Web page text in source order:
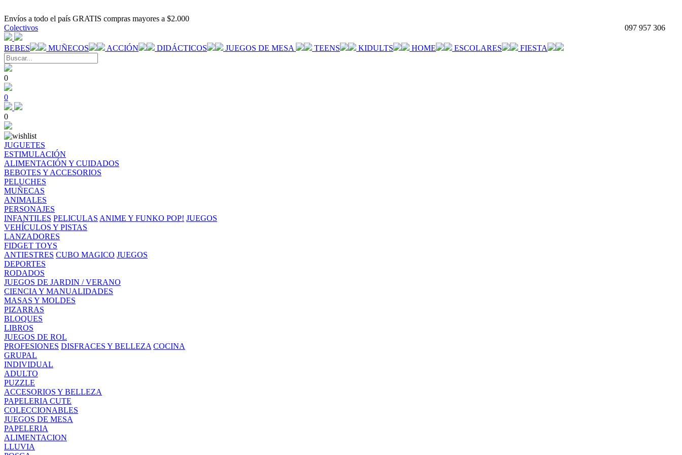
Envíos a todo el país GRATIS compras mayores a $2.000
097 957 306
Colectivos
BEBES MUÑECOS ACCIÓN DIDÁCTICOS JUEGOS DE MESA TEENS KIDULTS HOME ESCOLARES FIESTA
0
0
0
JUGUETES
ESTIMULACIÓN
ALIMENTACIÓN Y CUIDADOS
BEBOTES Y ACCESORIOS
PELUCHES
MUÑECAS
ANIMALES
PERSONAJES
INFANTILES PELICULAS ANIME Y FUNKO POP! JUEGOS
VEHÍCULOS Y PISTAS
LANZADORES
FIDGET TOYS
ANTIESTRES CUBO MAGICO JUEGOS
DEPORTES
RODADOS
JUEGOS DE JARDIN / VERANO
CIENCIA Y MANUALIDADES
MASAS Y MOLDES
PIZARRAS
BLOQUES
LIBROS
JUEGOS DE ROL
PROFESIONES DISFRACES Y BELLEZA COCINA
GRUPAL
INDIVIDUAL
ADULTO
PUZZLE
ACCESORIOS Y BELLEZA
PAPELERIA CUTE
COLECCIONABLES
JUEGOS DE MESA
PAPELERIA
ALIMENTACION
LLUVIA